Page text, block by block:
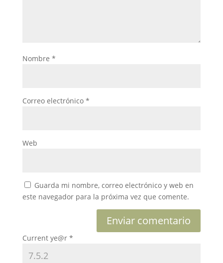
Nombre *
Correo electrónico *
Web
Guarda mi nombre, correo electrónico y web en
este navegador para la próxima vez que comente.
Current ye@r *